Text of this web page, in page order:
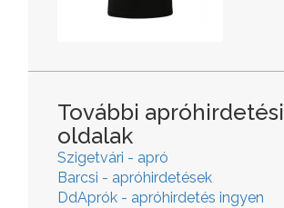
További apróhirdetési
oldalak
Szigetvári - apró
Barcsi - apróhirdetések
DdAprók - apróhirdetés ingyen